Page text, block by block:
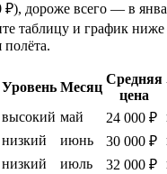
дороже всего — в
таблицу и график
Уровень Месяц
Средняя
цена
высокий май 24 000 ₽
низкий июнь 30 000 ₽
низкий июль 32 000 ₽